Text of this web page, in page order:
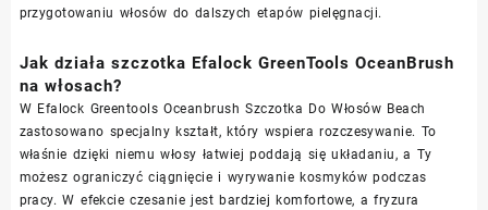
przygotowaniu włosów do dalszych etapów pielęgnacji.
Jak działa szczotka Efalock GreenTools OceanBrush
na włosach?
W Efalock Greentools Oceanbrush Szczotka Do Włosów Beach
zastosowano specjalny kształt, który wspiera rozczesywanie. To
właśnie dzięki niemu włosy łatwiej poddają się układaniu, a Ty
możesz ograniczyć ciągnięcie i wyrywanie kosmyków podczas
pracy. W efekcie czesanie jest bardziej komfortowe, a fryzura